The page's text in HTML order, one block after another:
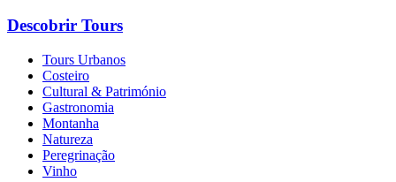
8 Dias|4/5
Descobrir Tours
Tours Urbanos
Costeiro
Cultural & Património
Gastronomia
Montanha
Natureza
Peregrinação
Vinho